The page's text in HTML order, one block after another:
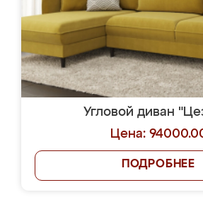
Угловой диван
Цена:
ПОДРОБНЕЕ